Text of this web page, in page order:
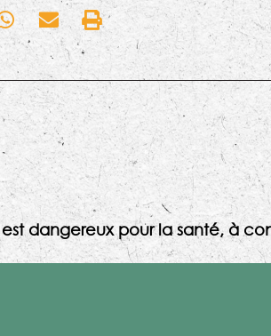
est dangereux pour la santé, à